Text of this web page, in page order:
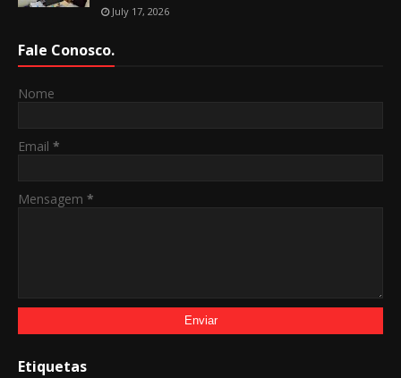
July 17, 2026
Fale Conosco.
Nome
Email *
Mensagem *
Etiquetas